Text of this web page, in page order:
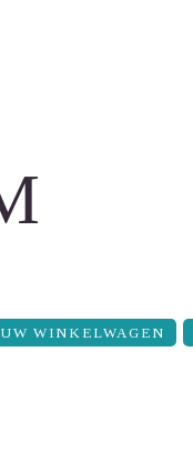
UW WINKELWAGEN